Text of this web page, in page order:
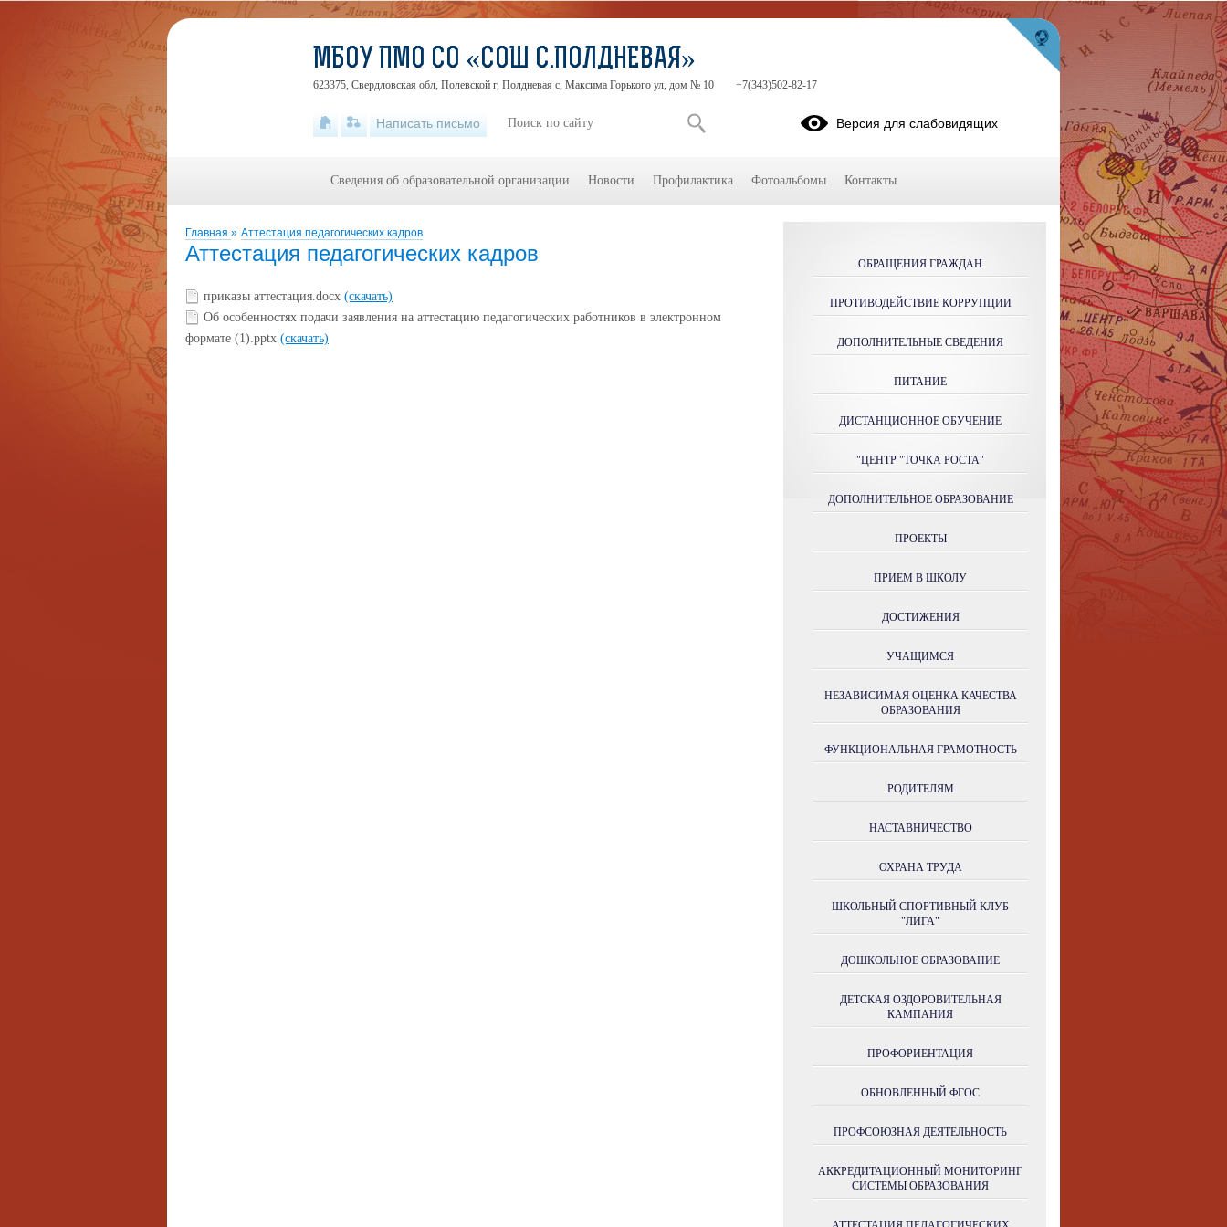
Главная » Аттестация педагогических кадров
Аттестация педагогических кадров
приказы аттестация.docx (скачать)
Об особенностях подачи заявления на аттестацию педагогических работников в электронном
формате (1).pptx (скачать)
ОБРАЩЕНИЯ ГРАЖДАН
ПРОТИВОДЕЙСТВИЕ КОРРУПЦИИ
ДОПОЛНИТЕЛЬНЫЕ СВЕДЕНИЯ
ПИТАНИЕ
ДИСТАНЦИОННОЕ ОБУЧЕНИЕ
"ЦЕНТР "ТОЧКА РОСТА"
ДОПОЛНИТЕЛЬНОЕ ОБРАЗОВАНИЕ
ПРОЕКТЫ
ПРИЕМ В ШКОЛУ
ДОСТИЖЕНИЯ
УЧАЩИМСЯ
НЕЗАВИСИМАЯ ОЦЕНКА КАЧЕСТВА
ОБРАЗОВАНИЯ
ФУНКЦИОНАЛЬНАЯ ГРАМОТНОСТЬ
РОДИТЕЛЯМ
НАСТАВНИЧЕСТВО
ОХРАНА ТРУДА
ШКОЛЬНЫЙ СПОРТИВНЫЙ КЛУБ
"ЛИГА"
ДОШКОЛЬНОЕ ОБРАЗОВАНИЕ
ДЕТСКАЯ ОЗДОРОВИТЕЛЬНАЯ
КАМПАНИЯ
ПРОФОРИЕНТАЦИЯ
ОБНОВЛЕННЫЙ ФГОС
ПРОФСОЮЗНАЯ ДЕЯТЕЛЬНОСТЬ
АККРЕДИТАЦИОННЫЙ МОНИТОРИНГ
СИСТЕМЫ ОБРАЗОВАНИЯ
МБОУ ПМО СО «СОШ С.ПОЛДНЕВАЯ»
623375, Свердловская обл, Полевской г, Полдневая с, Максима Горького ул, дом № 10 +7(343)502-82-17
Написать письмо Версия для слабовидящих
Сведения об образовательной организации Новости Профилактика Фотоальбомы Контакты